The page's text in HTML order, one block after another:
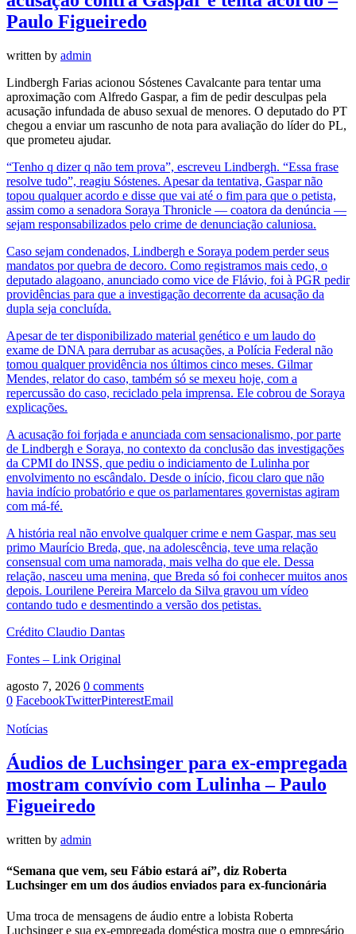
Paulo Figueiredo
written by admin
Lindbergh Farias acionou Sóstenes Cavalcante para tentar uma
aproximação com Alfredo Gaspar, a fim de pedir desculpas pela
acusação infundada de abuso sexual de menores. O deputado do PT
chegou a enviar um rascunho de nota para avaliação do líder do PL,
que prometeu ajudar.
“Tenho q dizer q não tem prova”, escreveu Lindbergh. “Essa frase
resolve tudo”, reagiu Sóstenes. Apesar da tentativa, Gaspar não
topou qualquer acordo e disse que vai até o fim para que o petista,
assim como a senadora Soraya Thronicle — coatora da denúncia —
sejam responsabilizados pelo crime de denunciação caluniosa.
Caso sejam condenados, Lindbergh e Soraya podem perder seus
mandatos por quebra de decoro. Como registramos mais cedo, o
deputado alagoano, anunciado como vice de Flávio, foi à PGR pedir
providências para que a investigação decorrente da acusação da
dupla seja concluída.
Apesar de ter disponibilizado material genético e um laudo do
exame de DNA para derrubar as acusações, a Polícia Federal não
tomou qualquer providência nos últimos cinco meses. Gilmar
Mendes, relator do caso, também só se mexeu hoje, com a
repercussão do caso, reciclado pela imprensa. Ele cobrou de Soraya
explicações.
A acusação foi forjada e anunciada com sensacionalismo, por parte
de Lindbergh e Soraya, no contexto da conclusão das investigações
da CPMI do INSS, que pediu o indiciamento de Lulinha por
envolvimento no escândalo. Desde o início, ficou claro que não
havia indício probatório e que os parlamentares governistas agiram
com má-fé.
A história real não envolve qualquer crime e nem Gaspar, mas seu
primo Maurício Breda, que, na adolescência, teve uma relação
consensual com uma namorada, mais velha do que ele. Dessa
relação, nasceu uma menina, que Breda só foi conhecer muitos anos
depois. Lourilene Pereira Marcelo da Silva gravou um vídeo
contando tudo e desmentindo a versão dos petistas.
Crédito Claudio Dantas
Fontes – Link Original
agosto 7, 2026 0 comments
0 FacebookTwitterPinterestEmail
Notícias
Áudios de Luchsinger para ex-empregada
mostram convívio com Lulinha – Paulo
Figueiredo
written by admin
“Semana que vem, seu Fábio estará aí”, diz Roberta
Luchsinger em um dos áudios enviados para ex-funcionária
Uma troca de mensagens de áudio entre a lobista Roberta
Luchsinger e sua ex-empregada doméstica mostra que o empresário